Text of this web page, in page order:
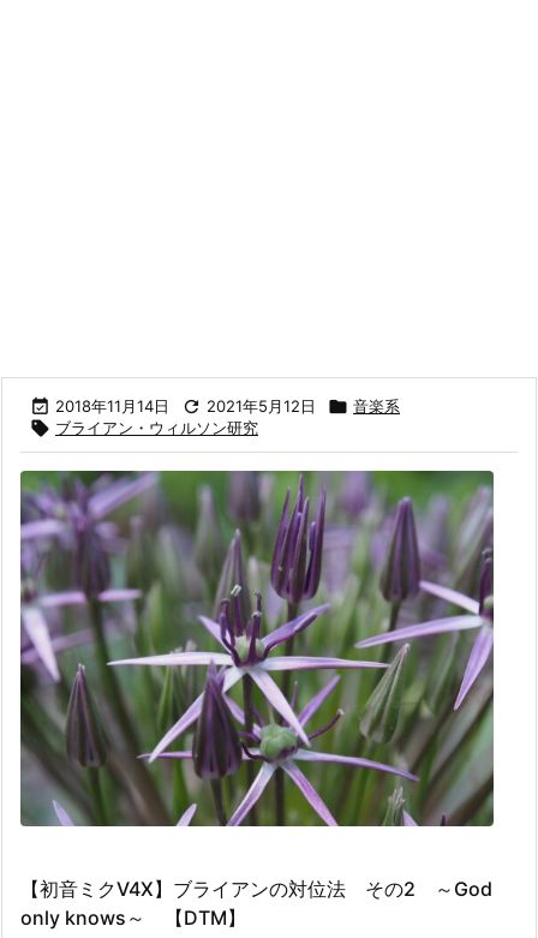
 2018年11月14日  2021年5月12日  音楽系
 ブライアン・ウィルソン研究
【初音ミクV4X】ブライアンの対位法 その2 ～God
only knows～ 【DTM】